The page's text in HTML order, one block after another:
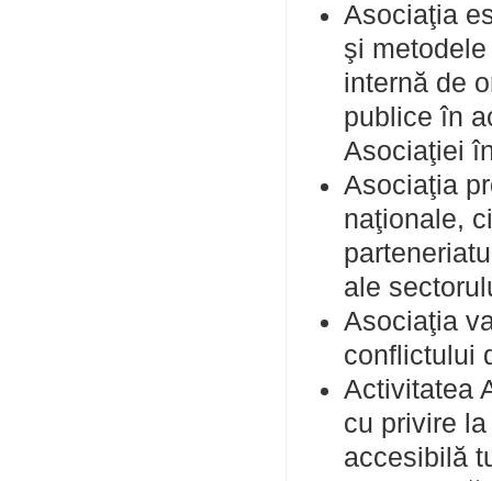
Asociaţia
şi
internă de
publice în
Asociaţiei
Asociaţia
naţionale,
ale
Asociaţia
conflictului
Activitatea
cu privire
accesibilă